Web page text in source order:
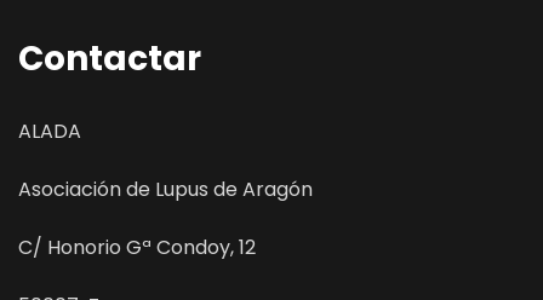
Contactar
ALADA
Asociación de Lupus de Aragón
C/ Honorio Gª Condoy, 12